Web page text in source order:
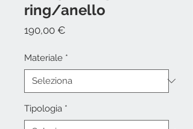
ring/anello
190,00 €
Materiale *
Tipologia *